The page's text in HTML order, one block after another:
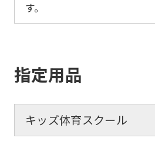
す。
指定用品
キッズ体育スクール